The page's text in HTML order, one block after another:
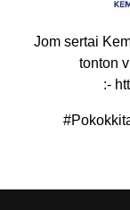
Jom sertai
tonton
:-